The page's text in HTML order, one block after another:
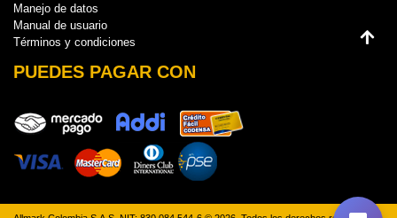
Manejo de datos
Manual de usuario
Términos y condiciones
PUEDES PAGAR CON